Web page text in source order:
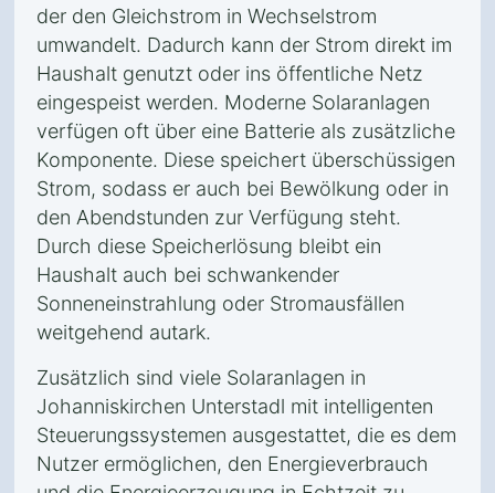
der den Gleichstrom in Wechselstrom
umwandelt. Dadurch kann der Strom direkt im
Haushalt genutzt oder ins öffentliche Netz
eingespeist werden. Moderne Solaranlagen
verfügen oft über eine Batterie als zusätzliche
Komponente. Diese speichert überschüssigen
Strom, sodass er auch bei Bewölkung oder in
den Abendstunden zur Verfügung steht.
Durch diese Speicherlösung bleibt ein
Haushalt auch bei schwankender
Sonneneinstrahlung oder Stromausfällen
weitgehend autark.
Zusätzlich sind viele Solaranlagen in
Johanniskirchen Unterstadl mit intelligenten
Steuerungssystemen ausgestattet, die es dem
Nutzer ermöglichen, den Energieverbrauch